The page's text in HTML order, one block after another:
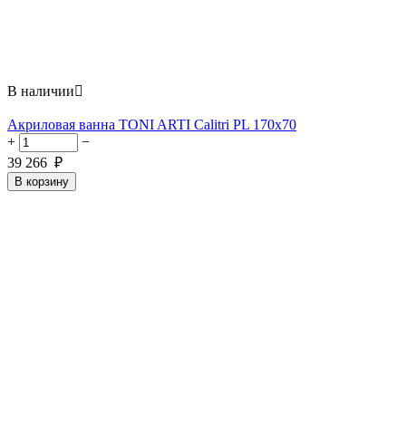
В наличии
Акриловая ванна TONI ARTI Calitri PL 170x70
+
−
39 266 ₽
В корзину